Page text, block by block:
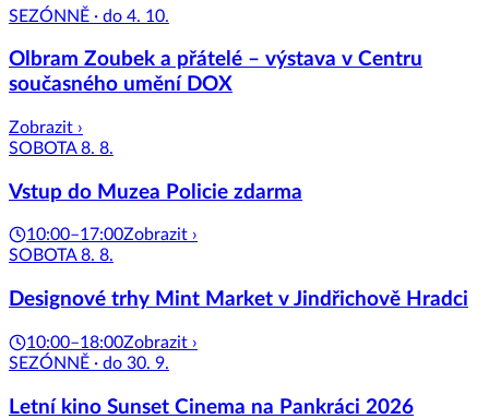
SEZÓNNĚ · do 4. 10.
Olbram Zoubek a přátelé – výstava v Centru
současného umění DOX
Zobrazit ›
SOBOTA 8. 8.
Vstup do Muzea Policie zdarma
10:00–17:00Zobrazit ›
SOBOTA 8. 8.
Designové trhy Mint Market v Jindřichově Hradci
10:00–18:00Zobrazit ›
SEZÓNNĚ · do 30. 9.
Letní kino Sunset Cinema na Pankráci 2026